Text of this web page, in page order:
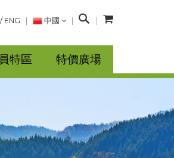
/ ENG 中國
搜
特區 特價廣場